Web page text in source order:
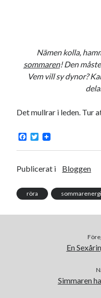
Nämen kolla,
sommaren! Den
Vem vill sy dynor?
Det mullrar i leden. Tur
F
c
b
k
T
i
t
Publicerat i Bloggen
röra sommarenergi
En
Simmaren